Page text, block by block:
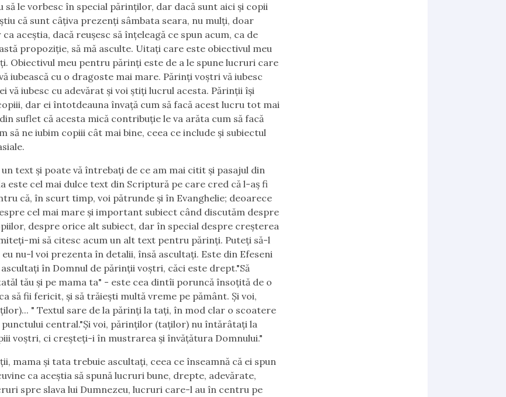
să le vorbesc în special părinților, dar dacă sunt aici și copii
că sunt câțiva prezenți sâmbata seara, nu mulți, doar
ca aceștia, dacă reușesc să înțeleagă ce spun acum, ca de
propoziție, să mă asculte. Uitați care este obiectivul meu
Obiectivul meu pentru părinți este de a le spune lucruri care
iubească cu o dragoste mai mare. Părinți voștri vă iubesc
vă iubesc cu adevărat și voi știți lucrul acesta. Părinții își
dar ei întotdeauna învață cum să facă acest lucru tot mai
suflet că acesta mică contribuție le va arăta cum să facă
să ne iubim copiii cât mai bine, ceea ce include și subiectul
text și poate vă întrebați de ce am mai citit și pasajul din
este cel mai dulce text din Scriptură pe care cred că l-aș fi
că, în scurt timp, voi pătrunde și în Evanghelie; deoarece
cel mai mare și important subiect când discutăm despre
despre orice alt subiect, dar în special despre creșterea
mi să citesc acum un alt text pentru părinți. Puteți să-l
eu nu-l voi prezenta în detalii, însă ascultați. Este din Efeseni
ascultați în Domnul de părinții voștri, căci este drept."Să
tău și pe mama ta" - este cea dintîi poruncă însoțită de o
să fii fericit, și să trăiești multă vreme pe pământ. Și voi,
" Textul sare de la părinți la tați, în mod clar o scoatere
punctului central."Și voi, părinților (taților) nu întărâtați la
voștri, ci creșteți-i în mustrarea și învățătura Domnului."
mama și tata trebuie ascultați, ceea ce înseamnă că ei spun
ca aceștia să spună lucruri bune, drepte, adevărate,
spre slava lui Dumnezeu, lucruri care-l au în centru pe